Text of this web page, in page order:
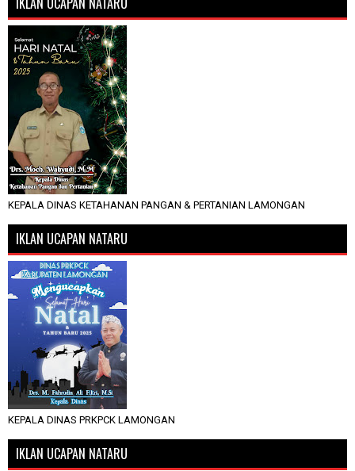
KEPALA DINAS KETAHANAN PANGAN & PERTANIAN LAMONGAN
IKLAN UCAPAN NATARU
KEPALA DINAS PRKPCK LAMONGAN
IKLAN UCAPAN NATARU